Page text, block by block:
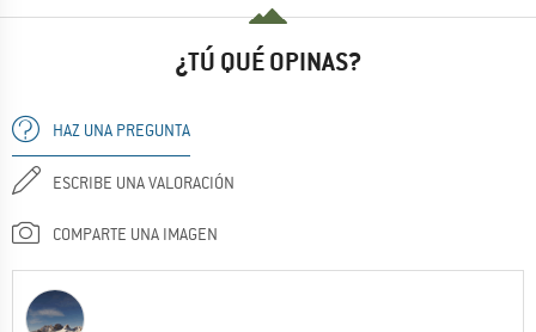
¿TÚ QUÉ OPINAS?
HAZ UNA PREGUNTA
ESCRIBE UNA VALORACIÓN
COMPARTE UNA IMAGEN